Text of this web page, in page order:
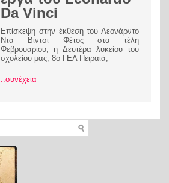
Da Vinci
Επίσκεψη στην έκθεση του Λεονάρντο
Ντα Βίντσι Φέτος στα τέλη
Φεβρουαρίου, η Δευτέρα λυκείου του
σχολείου μας, 8ο ΓΕΛ Πειραιά,
..συνέχεια